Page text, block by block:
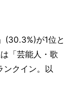
(30.3%)が1位と
「芸能人・歌
ンクイン。以